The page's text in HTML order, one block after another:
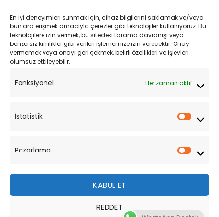
En iyi deneyimleri sunmak için, cihaz bilgilerini saklamak ve/veya
bunlara erişmek amacıyla çerezler gibi teknolojiler kullanıyoruz. Bu
teknolojilere izin vermek, bu sitedeki tarama davranışı veya
benzersiz kimlikler gibi verileri işlememize izin verecektir. Onay
vermemek veya onayı geri çekmek, belirli özellikleri ve işlevleri
olumsuz etkileyebilir.
Fonksiyonel Her zaman aktif
İstatistik
Pazarlama
KABUL ET
REDDET
Kişisel Verilerin Korunması
Mesafeli Satış Sözleşmesi
Sipariş Takibi
Bu site, size daha iyi bir tarama deneyimi sunmak için